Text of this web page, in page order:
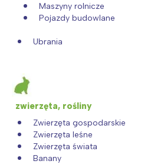
Maszyny rolnicze
Pojazdy budowlane
Ubrania
zwierzęta, rośliny
Zwierzęta gospodarskie
Zwierzęta leśne
Zwierzęta świata
Banany